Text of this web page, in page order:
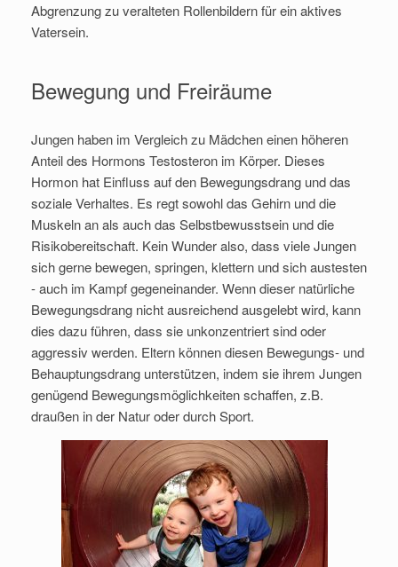
Abgrenzung zu veralteten Rollenbildern für ein aktives
Vatersein.
Bewegung und Freiräume
Jungen haben im Vergleich zu Mädchen einen höheren
Anteil des Hormons Testosteron im Körper. Dieses
Hormon hat Einfluss auf den Bewegungsdrang und das
soziale Verhaltes. Es regt sowohl das Gehirn und die
Muskeln an als auch das Selbstbewusstsein und die
Risikobereitschaft. Kein Wunder also, dass viele Jungen
sich gerne bewegen, springen, klettern und sich austesten
- auch im Kampf gegeneinander. Wenn dieser natürliche
Bewegungsdrang nicht ausreichend ausgelebt wird, kann
dies dazu führen, dass sie unkonzentriert sind oder
aggressiv werden. Eltern können diesen Bewegungs- und
Behauptungsdrang unterstützen, indem sie ihrem Jungen
genügend Bewegungsmöglichkeiten schaffen, z.B.
draußen in der Natur oder durch Sport.